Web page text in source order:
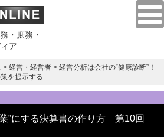
・庶務・
ア
> 経営・経営者 > 経営分析は会社の“健康診断”！
を提示する
”にする決算書の作り方 第10回